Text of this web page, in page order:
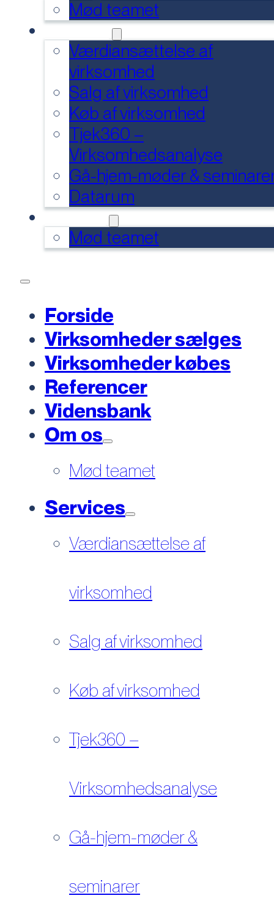
Mød teamet
Værdiansættelse af
virksomhed
Salg af virksomhed
Køb af virksomhed
Tjek360 –
Virksomhedsanalyse
Gå-hjem-møder &
Datarum
Mød teamet
Forside
Virksomheder sælges
Virksomheder købes
Referencer
Vidensbank
Om os
Mød teamet
Services
Værdiansættelse af
virksomhed
Salg af virksomhed
Køb af virksomhed
Tjek360 –
Virksomhedsanalyse
Gå-hjem-møder &
seminarer